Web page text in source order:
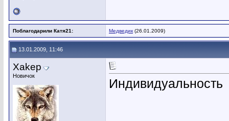
Поблагодарили Катя21: Медведик (26.01.2009)
13.01.2009, 11:46
Xakep
Новичок
Индивидуальность